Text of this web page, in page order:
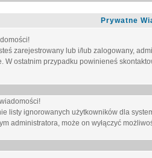
Prywatne
zarejestrowany lub i/lub zalogowany,
W ostatnim przypadku powinieneś
listy ignorowanych użytkowników dla
administratora, może on wyłączyć